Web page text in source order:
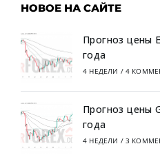
НОВОЕ НА САЙТЕ
Прогноз цены
года
4 НЕДЕЛИ / 4
Прогноз цены
года
4 НЕДЕЛИ / 3